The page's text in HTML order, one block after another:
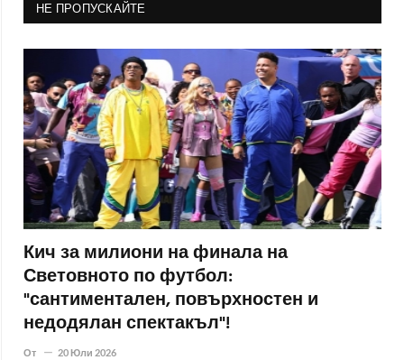
НЕ ПРОПУСКАЙТЕ
Кич за милиони на финала на
Световното по футбол:
"сантиментален, повърхностен и
недодялан спектакъл"!
От 20 Юли 2026